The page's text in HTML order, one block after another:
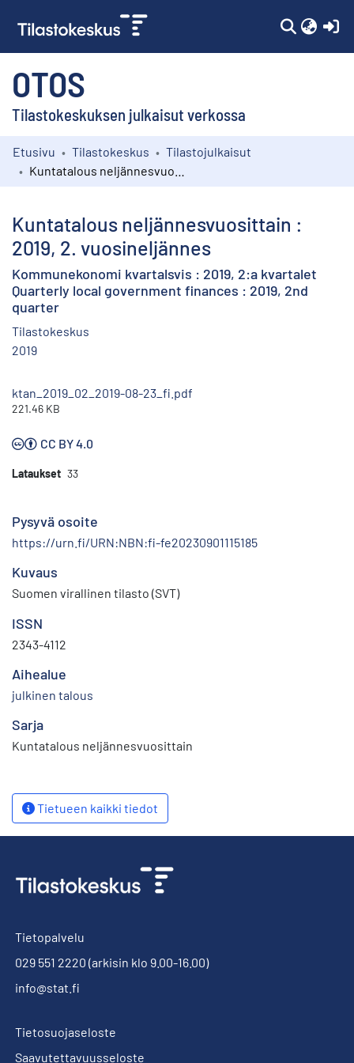
OTOS
Tilastokeskuksen julkaisut verkossa
Kokoelmat
Etusivu Tilastokeskus
Tilastojulkaisut
Kuntatalous neljännesvuosittain :
2019, 2. vuosineljännes
Kommunekonomi kvartalsvis : 2019, 2:a kvartalet
Quarterly local government finances : 2019, 2nd
quarter
Tilastokeskus
2019
ktan_2019_02_2019-08-23_fi.pdf
221.46 KB
CC BY 4.0
Lataukset 33
Pysyvä osoite
https://urn.fi/URN:NBN:fi-fe20230901115185
Kuvaus
Suomen virallinen tilasto (SVT)
ISSN
2343-4112
Aihealue
julkinen talous
Sarja
Kuntatalous neljännesvuosittain
Tietueen kaikki tiedot
Tietopalvelu
029 551 2220 (arkisin klo 9.00-16.00)
info@stat.fi
Tietosuojaseloste
Saavutettavuusseloste